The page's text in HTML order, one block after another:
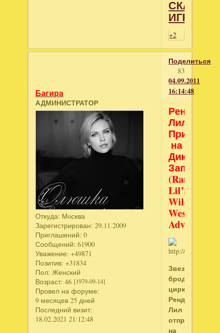
СКАЧАТЬ
ИГРУ
+2
Поделиться
83
04.09.2011
16:14:48
Багира
АДМИНИСТРАТОР
Откуда: Мoсква
Зарегистрирован: 29.11.2009
Приглашений: 0
Сообщений: 61900
Уважение: +49871
Позитив: +31834
Пол: Женский
Возраст: 46 [1979-09-14]
Провел на форуме:
9 месяцев 25 дней
Последний визит:
18.02.2021 21:12:48
Ренджи
Лил.
на
Диком
Западе
(Rangy
Lil’s:
Wild
West
Adventure)
Звезда
бродячего
цирка
Ренджи
Лил
отправляется
на